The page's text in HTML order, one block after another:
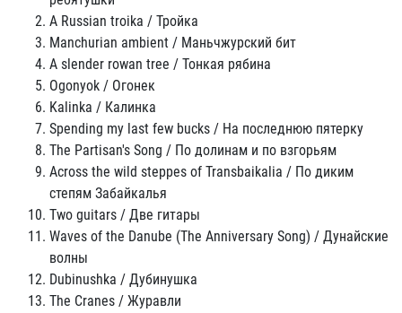
A Russian troika / Тройка
Manchurian ambient / Маньчжурский бит
A slender rowan tree / Тонкая рябина
Ogonyok / Огонек
Kalinka / Калинка
Spending my last few bucks / На последнюю пятерку
The Partisan's Song / По долинам и по взгорьям
Across the wild steppes of Transbaikalia / По диким
степям Забайкалья
Two guitars / Две гитары
Waves of the Danube (The Anniversary Song) / Дунайские
волны
Dubinushka / Дубинушка
The Cranes / Журавли